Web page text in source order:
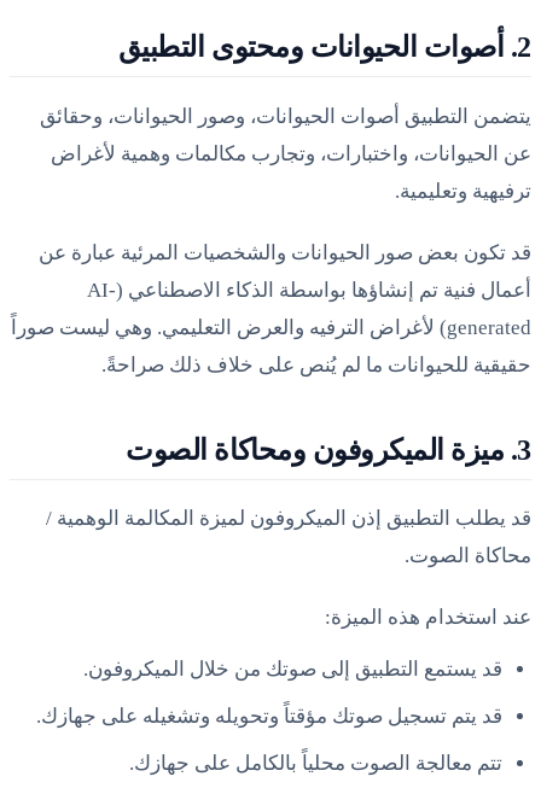
2. أصوات الحيوانات ومحتوى التطبيق
يتضمن التطبيق أصوات الحيوانات، وصور الحيوانات، وحقائق
عن الحيوانات، واختبارات، وتجارب مكالمات وهمية لأغراض
ترفيهية وتعليمية.
قد تكون بعض صور الحيوانات والشخصيات المرئية عبارة عن
أعمال فنية تم إنشاؤها بواسطة الذكاء الاصطناعي (AI-
generated) لأغراض الترفيه والعرض التعليمي. وهي ليست صوراً
حقيقية للحيوانات ما لم يُنص على خلاف ذلك صراحةً.
3. ميزة الميكروفون ومحاكاة الصوت
قد يطلب التطبيق إذن الميكروفون لميزة المكالمة الوهمية /
محاكاة الصوت.
عند استخدام هذه الميزة:
قد يستمع التطبيق إلى صوتك من خلال الميكروفون.
قد يتم تسجيل صوتك مؤقتاً وتحويله وتشغيله على جهازك.
تتم معالجة الصوت محلياً بالكامل على جهازك.